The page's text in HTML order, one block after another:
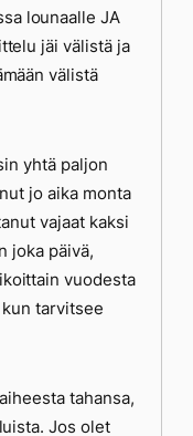
lounaalle JA
jäi välistä ja
välistä
yhtä paljon
jo aika monta
vajaat kaksi
joka päivä,
vuodesta
tarvitsee
tahansa,
Jos olet